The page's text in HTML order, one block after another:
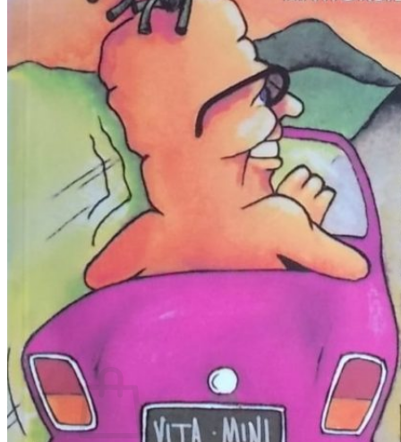
PSIHOLOGIJA, POPULARNA PSIHOLOGIJA,
ALTERNATIVA
RAZNO
OD RJEČNIKA
DO ZEMLJOVIDA
RJEČNICI, GRAMATIKE, PRAVOPISI…
ŠAH
SPORT
STRIPOVI
TEHNIČKE ZNANOSTI
TEORIJA I POVIJEST KNJIŽEVNOSTI
VEDUTE
ZAGREB
ZEMLJOVIDI
Otkup knjiga
O nama
Novosti
AKCIJA
Pretraži: